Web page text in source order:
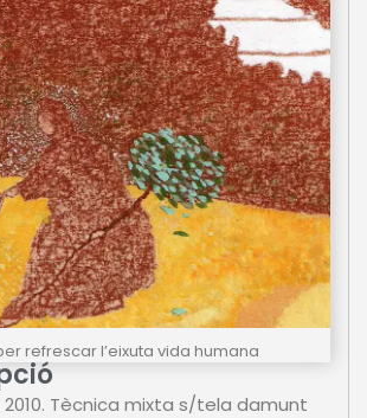
refrescar l’eixuta vida humana
2010. Tècnica mixta s/tela damunt